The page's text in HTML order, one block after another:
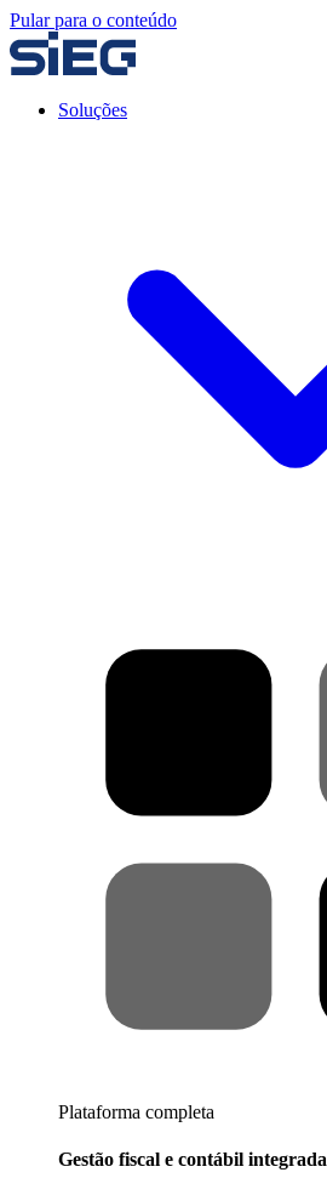
Pular para o conteúdo
Soluções
Plataforma completa
Gestão fiscal e contábil integrada